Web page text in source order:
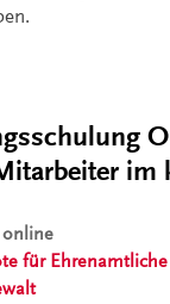
online
für Ehrenamtliche